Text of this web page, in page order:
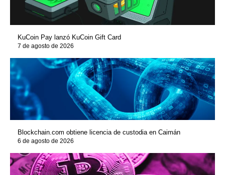
KuCoin Pay lanzó KuCoin Gift Card
7 de agosto de 2026
Blockchain.com obtiene licencia de custodia en Caimán
6 de agosto de 2026